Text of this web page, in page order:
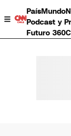
PaísMundo
Podcast y
Futuro 360